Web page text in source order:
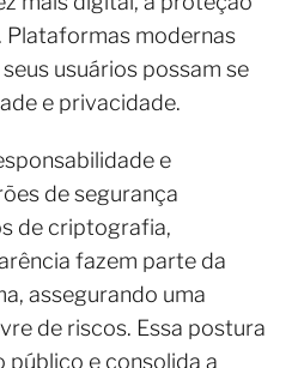
Plataformas modernas
usuários possam se
e privacidade.
e
de segurança
de criptografia,
fazem parte da
assegurando uma
de riscos. Essa postura
e consolida a